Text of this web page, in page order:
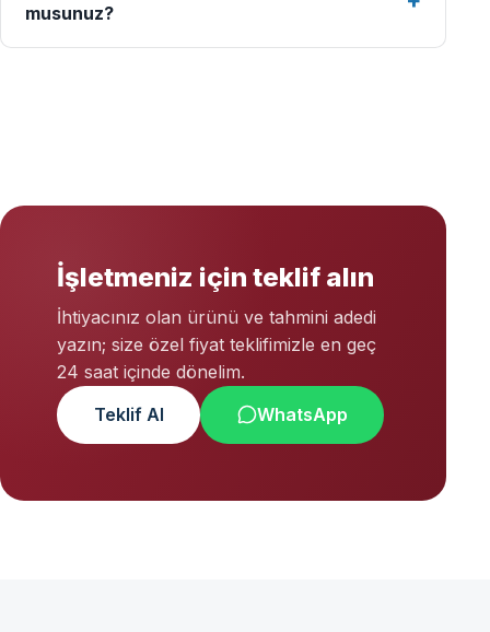
musunuz?
İşletmeniz için teklif alın
İhtiyacınız olan ürünü ve tahmini adedi
yazın; size özel fiyat teklifimizle en geç
24 saat içinde dönelim.
Teklif Al
WhatsApp